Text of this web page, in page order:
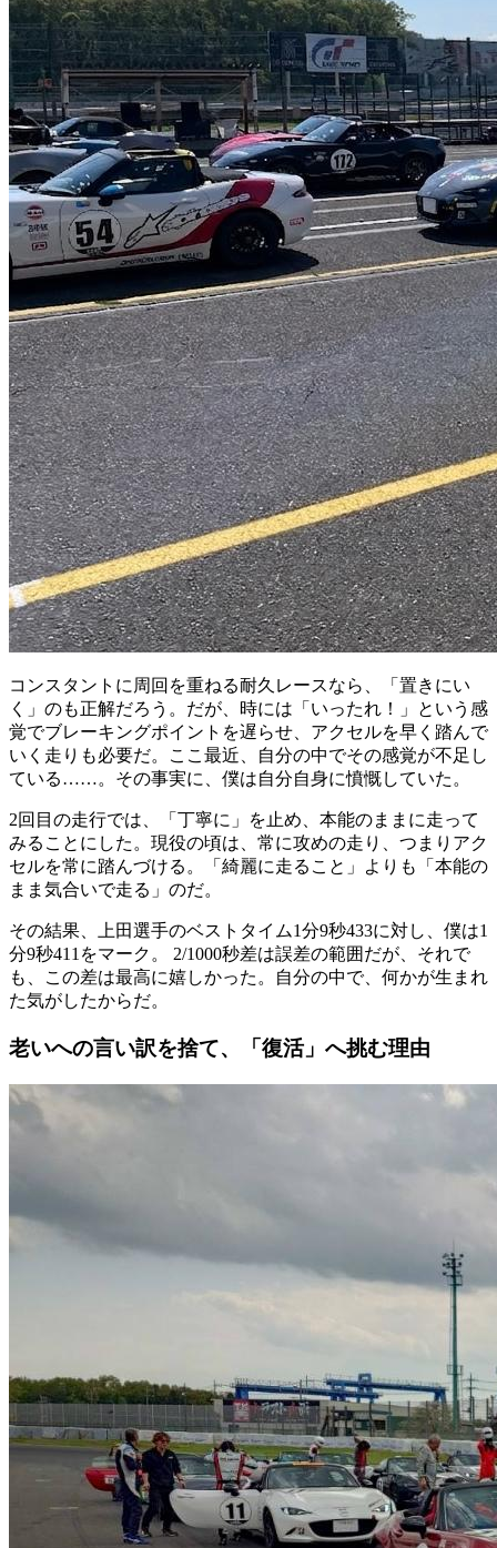
コンスタントに周回を重ねる耐久レースなら、「置きにい
く」のも正解だろう。だが、時には「いったれ！」という感
覚でブレーキングポイントを遅らせ、アクセルを早く踏んで
いく走りも必要だ。ここ最近、自分の中でその感覚が不足し
ている……。その事実に、僕は自分自身に憤慨していた。
2回目の走行では、「丁寧に」を止め、本能のままに走って
みることにした。現役の頃は、常に攻めの走り、つまりアク
セルを常に踏んづける。「綺麗に走ること」よりも「本能の
まま気合いで走る」のだ。
その結果、上田選手のベストタイム1分9秒433に対し、僕は1
分9秒411をマーク。 2/1000秒差は誤差の範囲だが、それで
も、この差は最高に嬉しかった。自分の中で、何かが生まれ
た気がしたからだ。
老いへの言い訳を捨て、「復活」へ挑む理由